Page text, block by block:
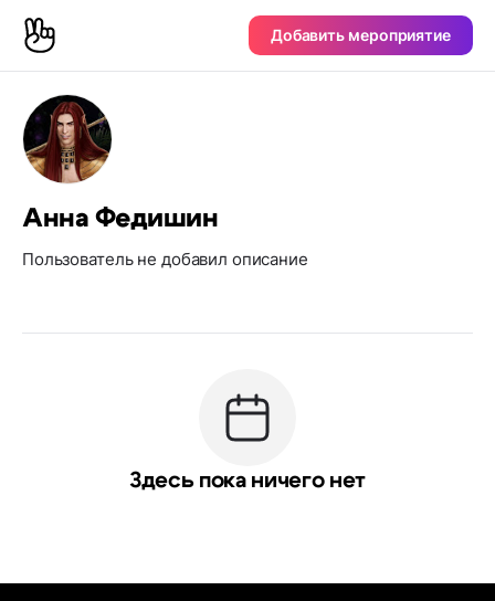
Добавить мероприятие
Анна Федишин
Пользователь не добавил описание
Здесь пока ничего нет